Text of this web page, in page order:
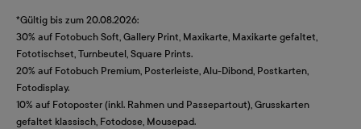
*Gültig bis zum 20.08.2026:
30% auf Fotobuch Soft, Gallery Print, Maxikarte, Maxikarte gefaltet,
Fototischset, Turnbeutel, Square Prints.
20% auf Fotobuch Premium, Posterleiste, Alu-Dibond, Postkarten,
Fotodisplay.
10% auf Fotoposter (inkl. Rahmen und Passepartout), Grusskarten
gefaltet klassisch, Fotodose, Mousepad.